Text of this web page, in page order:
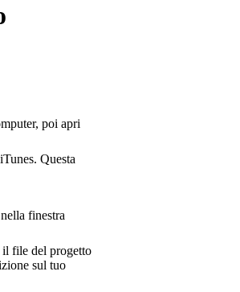
poi apri
Questa
finestra
file del progetto
sul tuo